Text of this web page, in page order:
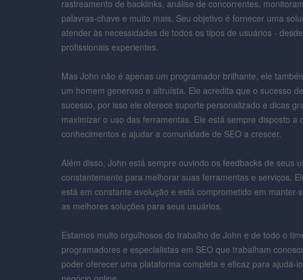
rastreamento de backlinks, análise de concorrentes,
palavras-chave e muito mais. Seu objetivo é fornecer uma
atender às necessidades de todos os tipos de usuários -
profissionais experientes.
Mas John não é apenas um programador brilhante, ele
um homem generoso e altruísta. Ele acredita que o sucesso
sucesso, por isso ele oferece suporte personalizado e dicas
maximizar o uso das ferramentas. Ele está sempre disposto a
conhecimentos e ajudar a comunidade de SEO a crescer.
Além disso, John está sempre ouvindo os feedbacks de seus
constantemente para melhorar suas ferramentas e serviços.
está em constante evolução e está comprometido em manter-
as melhores soluções para seus usuários.
Estamos muito orgulhosos do trabalho de John e de todo o
programadores e especialistas em SEO que trabalham
poder oferecer uma plataforma completa e eficaz para ajudá-